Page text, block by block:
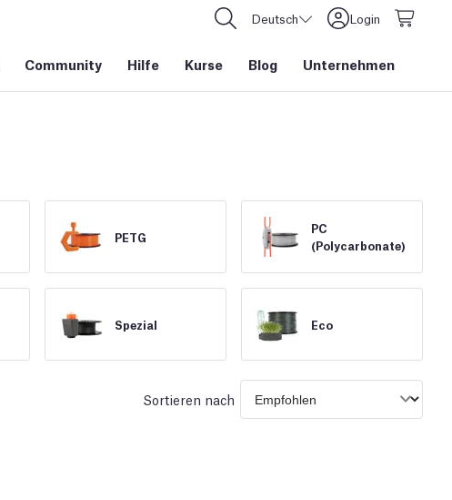
Deutsch Login
Community Hilfe Kurse Blog Unternehmen
PETG
PC
(Polycarbonate)
Spezial Eco
Sortieren nach